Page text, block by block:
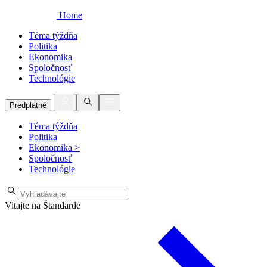
Home
Téma týždňa
Politika
Ekonomika
Spoločnosť
Technológie
Predplatné
Téma týždňa
Politika
Ekonomika >
Spoločnosť
Technológie
Vitajte na Štandarde